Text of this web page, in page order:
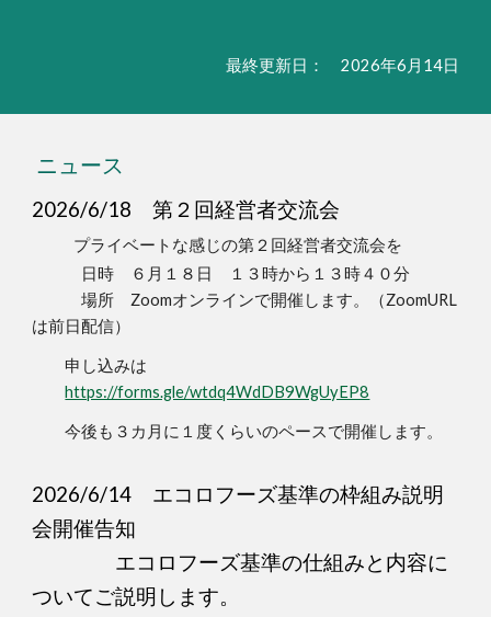
最終更新日： 2026年6月14日
ニュース
2026/6/18第２回経営者交流会
プライベートな感じの第２回経営者交流会を
日時 ６月１８日 １３時から１３時４０分
場所 Zoomオンラインで開催します。（ZoomURL
は前日配信）
申し込みは
https://forms.gle/wtdq4WdDB9WgUyEP8
今後も３カ月に１度くらいのペースで開催します。
2026/6/14 エコロフーズ基準の枠組み説明
会開催告知
エコロフーズ基準の仕組みと内容に
ついてご説明します。